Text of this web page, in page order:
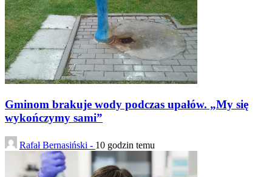
Gminom brakuje wody podczas upałów. „My się
wykończymy sami”
Rafał Bernasiński - 10 godzin temu